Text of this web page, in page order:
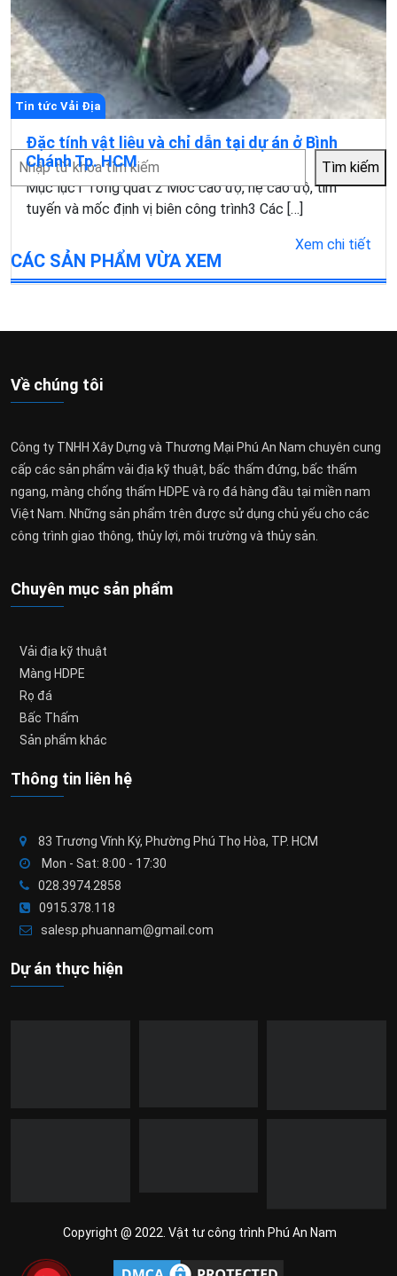
Tin tức Vải Địa
Đặc tính vật liêu và chỉ dẫn tại dự án ở Bình
Chánh Tp. HCM
Mục lục1 Tổng quát 2 Móc cao độ, hệ cao độ, tim
tuyến và mốc định vị biên công trình3 Các […]
Xem chi tiết
Tìm
kiếm
Tìm kiếm
CÁC SẢN PHẨM VỪA XEM
Về chúng tôi
Công ty TNHH Xây Dựng và Thương Mại Phú An Nam chuyên cung
cấp các sản phẩm vải địa kỹ thuật, bấc thấm đứng, bấc thấm
ngang, màng chống thấm HDPE và rọ đá hàng đầu tại miền nam
Việt Nam. Những sản phẩm trên được sử dụng chủ yếu cho các
công trình giao thông, thủy lợi, môi trường và thủy sản.
Chuyên mục sản phẩm
Vải địa kỹ thuật
Màng HDPE
Rọ đá
Bấc Thấm
Sản phẩm khác
Thông tin liên hệ
83 Trương Vĩnh Ký, Phường Phú Thọ Hòa, TP. HCM
Mon - Sat: 8:00 - 17:30
028.3974.2858
0915.378.118
salesp.phuannam@gmail.com
Dự án thực hiện
Copyright @ 2022. Vật tư công trình Phú An Nam